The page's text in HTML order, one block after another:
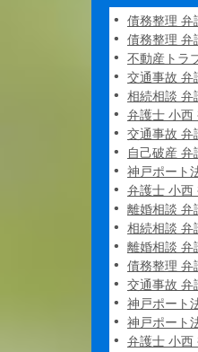
債務整理 弁
債務整理 弁
不動産トラ
交通事故 弁
相続相談 弁
弁護士 小西
交通事故 弁
自己破産
神戸ポート
弁護士 小西
離婚相談 弁
相続相談 弁
離婚相談 弁
債務整理 弁
交通事故 弁
神戸ポート
神戸ポート
弁護士 小西